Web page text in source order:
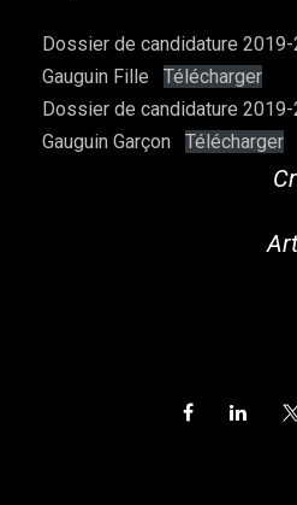
Dossier de candidature
Gauguin Fille
Télécharger
Dossier de candidature
Gauguin Garçon
Télécharger